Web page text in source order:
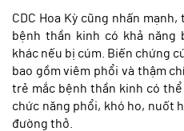
CDC Hoa Kỳ cũng nhấn
bệnh thần kinh có khả năng
khác nếu bị cúm. Biến chứng
bao gồm viêm phổi và thậm
trẻ mắc bệnh thần kinh có
chức năng phổi, khó ho, nuốt
đường thở.